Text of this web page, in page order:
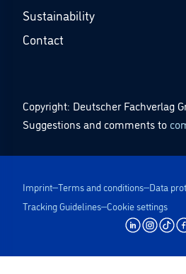
Sustainability
Contact
Copyright: Deutscher Fachverlag
Suggestions and comments to
Imprint Terms and conditions Data
Tracking Guidelines Cookie settings